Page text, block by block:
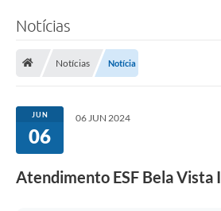
Estrutura Administrativa
Galeria de Fotos
Notícias
Notícias Notícia
JUN
06
06 JUN 2024
Atendimento ESF Bela Vista I